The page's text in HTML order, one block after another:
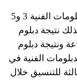
وذلك لجميع التخصصات وشعب الدبلومات الفنية 3 و5
دبلوم تجارة 2025 ، كذلك نتيجة دبلوم
زراعة ونتيجة دبلوم
الفنية في
الثالثة للتنسيق خلال